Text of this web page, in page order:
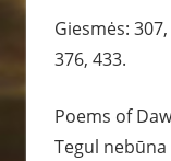
Giesmės:
376, 433.
Poems of
Tegul